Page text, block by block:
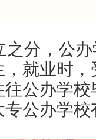
之分，公
，就业时
公办学
公办学